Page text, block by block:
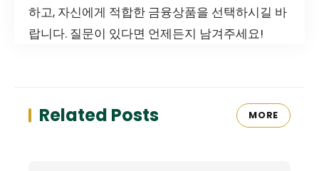
하고, 자신에게 적합한 금융상품을 선택하시길 바
랍니다. 질문이 있다면 언제든지 남겨주세요!
Related Posts MORE